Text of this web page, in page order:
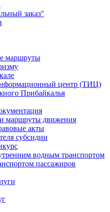
заказ"
маршруты
центр (ТИЦ)
Прибайкалья
маршруты движения
акты
субсидии
водным транспортом
пассажиров